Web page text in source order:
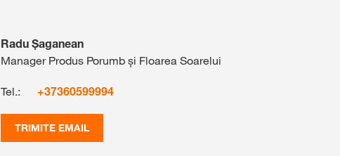
Radu Șaganean
Manager Produs Porumb și Floarea Soarelui
Tel.: +37360599994
TRIMITE EMAIL